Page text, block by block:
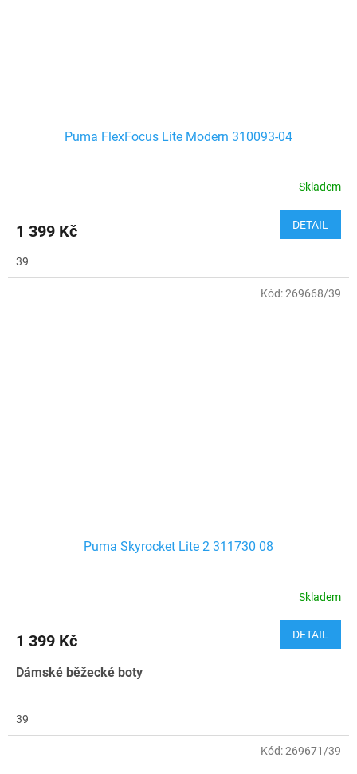
Puma FlexFocus Lite Modern 310093-04
Skladem
1 399 Kč DETAIL
39
Puma Skyrocket Lite 2 311730 08
Skladem
1 399 Kč DETAIL
Dámské běžecké boty
39
Kód:269668/39
Kód:269671/39